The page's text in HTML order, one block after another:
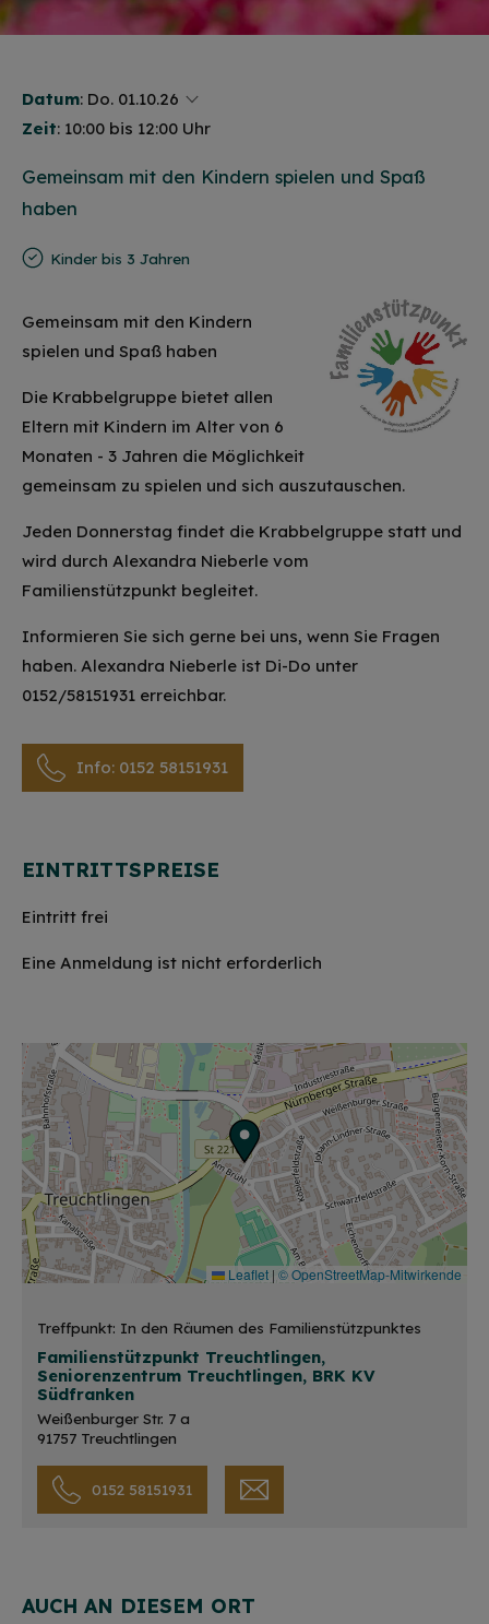
Datum: Do. 01.10.26
Zeit: 10:00 bis 12:00 Uhr
Gemeinsam mit den Kindern spielen und Spaß
haben
Kinder bis 3 Jahren
Gemeinsam mit den Kindern
spielen und Spaß haben
Die Krabbelgruppe bietet allen
Eltern mit Kindern im Alter von 6
Monaten - 3 Jahren die Möglichkeit
gemeinsam zu spielen und sich auszutauschen.
Jeden Donnerstag findet die Krabbelgruppe statt und
wird durch Alexandra Nieberle vom
Familienstützpunkt begleitet.
Informieren Sie sich gerne bei uns, wenn Sie Fragen
haben. Alexandra Nieberle ist Di-Do unter
0152/58151931 erreichbar.
Info: 0152 58151931
EINTRITTSPREISE
Eintritt frei
Eine Anmeldung ist nicht erforderlich
Leaflet | © OpenStreetMap-Mitwirkende
Treffpunkt: In den Räumen des Familienstützpunktes
Familienstützpunkt Treuchtlingen,
Seniorenzentrum Treuchtlingen, BRK KV
Südfranken
Weißenburger Str. 7 a
91757 Treuchtlingen
0152 58151931
AUCH AN DIESEM ORT